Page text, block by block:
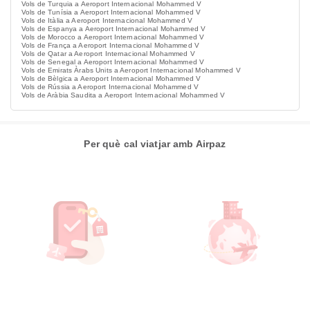
Vols de Turquia a Aeroport Internacional Mohammed V
Vols de Tunísia a Aeroport Internacional Mohammed V
Vols de Itàlia a Aeroport Internacional Mohammed V
Vols de Espanya a Aeroport Internacional Mohammed V
Vols de Morocco a Aeroport Internacional Mohammed V
Vols de França a Aeroport Internacional Mohammed V
Vols de Qatar a Aeroport Internacional Mohammed V
Vols de Senegal a Aeroport Internacional Mohammed V
Vols de Emirats Àrabs Units a Aeroport Internacional Mohammed V
Vols de Bèlgica a Aeroport Internacional Mohammed V
Vols de Rússia a Aeroport Internacional Mohammed V
Vols de Aràbia Saudita a Aeroport Internacional Mohammed V
Per què cal viatjar amb Airpaz